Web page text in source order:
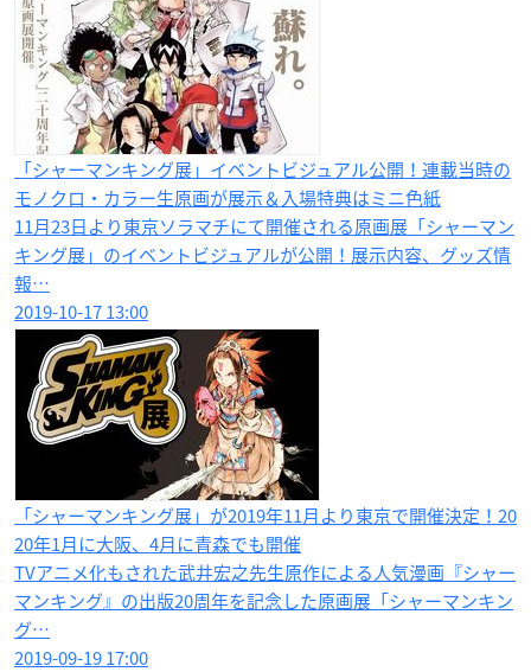
「シャーマンキング展」イベントビジュアル公開！連載当時の
モノクロ・カラー生原画が展示＆入場特典はミニ色紙
11月23日より東京ソラマチにて開催される原画展「シャーマン
キング展」のイベントビジュアルが公開！展示内容、グッズ情
報…
2019-10-17 13:00
「シャーマンキング展」が2019年11月より東京で開催決定！20
20年1月に大阪、4月に青森でも開催
TVアニメ化もされた武井宏之先生原作による人気漫画『シャー
マンキング』の出版20周年を記念した原画展「シャーマンキン
グ…
2019-09-19 17:00